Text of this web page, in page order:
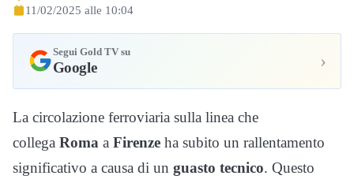
11/02/2025 alle 10:04
Segui Gold TV su
Google ›
La circolazione ferroviaria sulla linea che
collega Roma a Firenze ha subito un rallentamento
significativo a causa di un guasto tecnico. Questo